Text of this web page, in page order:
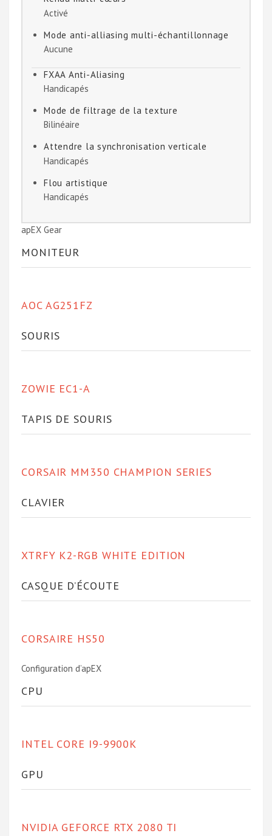
Activé
Mode anti-alliasing multi-échantillonnage
Aucune
FXAA Anti-Aliasing
Handicapés
Mode de filtrage de la texture
Bilinéaire
Attendre la synchronisation verticale
Handicapés
Flou artistique
Handicapés
apEX Gear
MONITEUR
AOC AG251FZ
SOURIS
ZOWIE EC1-A
TAPIS DE SOURIS
CORSAIR MM350 CHAMPION SERIES
CLAVIER
XTRFY K2-RGB WHITE EDITION
CASQUE D’ÉCOUTE
CORSAIRE HS50
Configuration d’apEX
CPU
INTEL CORE I9-9900K
GPU
NVIDIA GEFORCE RTX 2080 TI